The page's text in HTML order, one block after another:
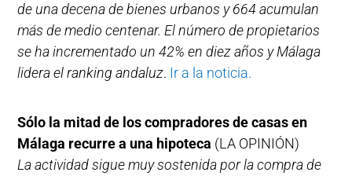
de una decena de bienes urbanos y 664 acumulan
más de medio centenar. El número de propietarios
se ha incrementado un 42% en diez años y Málaga
lidera el ranking andaluz. Ir a la noticia.
Sólo la mitad de los compradores de casas en
Málaga recurre a una hipoteca (LA OPINIÓN)
La actividad sigue muy sostenida por la compra de